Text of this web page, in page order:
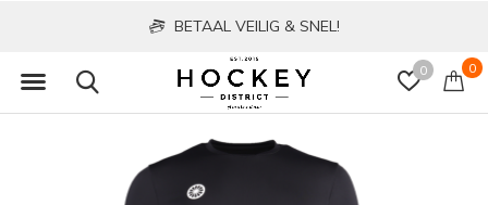
0 0
BETAAL VEILIG & SNEL!